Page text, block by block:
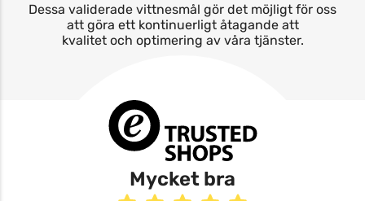
Dessa validerade vittnesmål gör det möjligt för oss
att göra ett kontinuerligt åtagande att
kvalitet och optimering av våra tjänster.
Mycket bra